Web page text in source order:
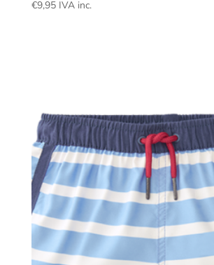
€9,95 IVA inc.